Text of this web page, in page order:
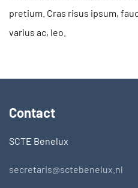
pretium. Cras risus ipsum,
varius ac, leo.
Contact
SCTE Benelux
secretaris@sctebenelux.nl